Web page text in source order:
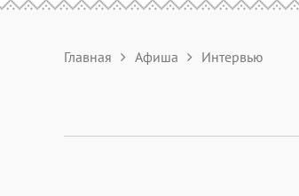
Главная Афиша Интервью